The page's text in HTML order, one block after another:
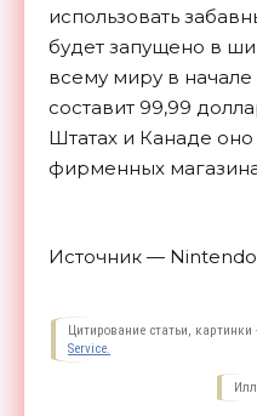
использовать
будет запущено в
всему миру в начале
составит 99,99
Штатах и Канаде
фирменных
Источник — Nintendo
Цитирование статьи,
Service.